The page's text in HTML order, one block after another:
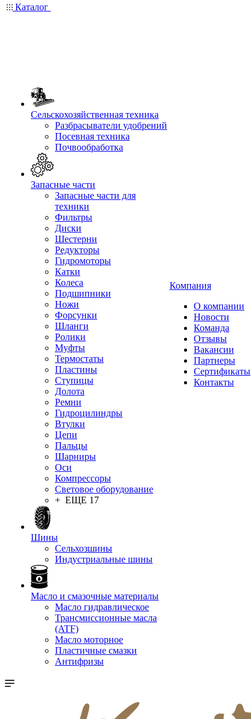
Каталог
Сельскохозяйственная техника
Разбрасыватели удобрений
Посевная техника
Почвообработка
Запасные части
Запасные части для
техники
Фильтры
Диски
Шестерни
Редукторы
Гидромоторы
Катки
Колеса
Подшипники
Ножи
Форсунки
Шланги
Ролики
Муфты
Термостаты
Пластины
Ступицы
Долота
Ремни
Гидроцилиндры
Втулки
Цепи
Пальцы
Шарниры
Оси
Компрессоры
Световое оборудование
+ ЕЩЕ 17
Шины
Сельхозшины
Индустриальные шины
Масло и смазочные материалы
Масло гидравлическое
Трансмиссионные масла
(ATF)
Масло моторное
Пластичные смазки
Антифризы
Компания
О компании
Новости
Команда
Отзывы
Вакансии
Партнеры
Сертификаты
Контакты